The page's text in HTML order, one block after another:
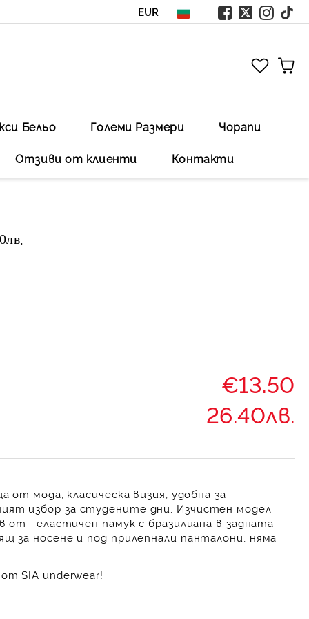
EUR
Бельо Големи Размери Чорапи
Отзиви от клиенти Контакти
.Безплатна доставка със
€13.50
26.40лв.
от мода, класическа визия, удобна за
избор за студените дни. Изчистен модел
от еластичен памук с бразилиана в задната
за носене и под прилепнали панталони, няма
SIA underwear!